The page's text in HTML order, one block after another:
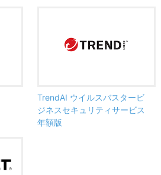
TrendAI ウイルスバスタービ
ジネスセキュリティサービス
年額版